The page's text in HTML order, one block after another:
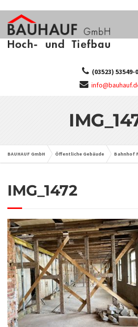
(03523) 53549-0
BAUHAUF GmbH Öffentliche Gebäude Bahnhof
IMG_1472